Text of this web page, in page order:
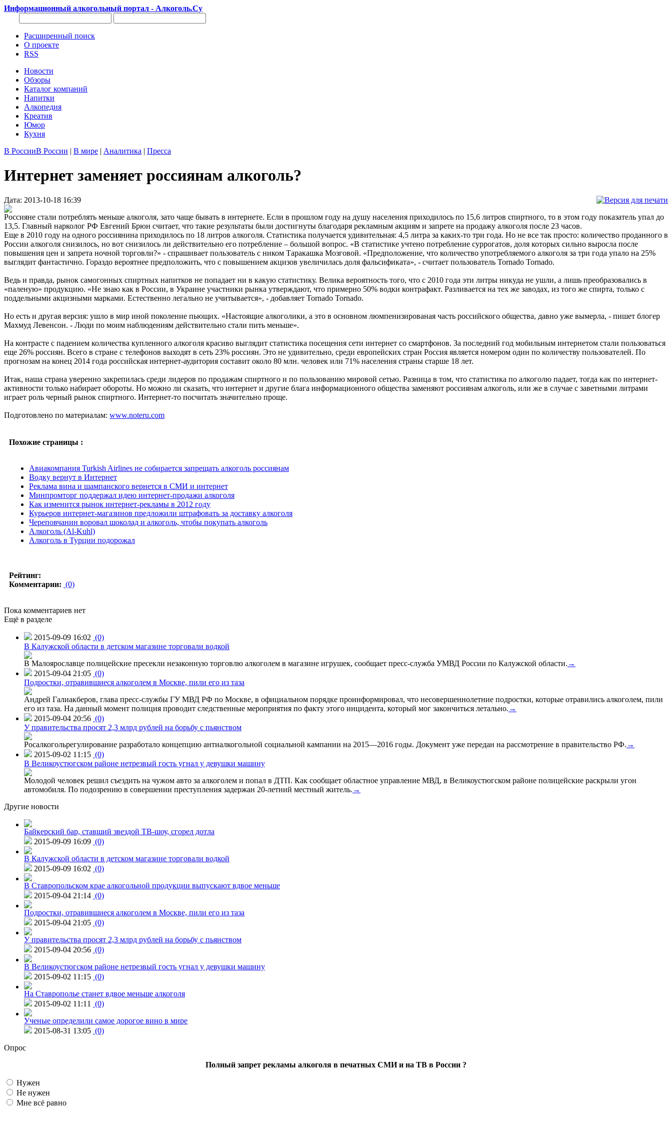
Информационный алкогольный портал - Алкоголь.Су
Расширенный поиск
О проекте
RSS
Новости
Обзоры
Каталог компаний
Напитки
Алкопедия
Креатив
Юмор
Кухня
В РоссииВ России | В мире | Аналитика | Пресса
Интернет заменяет россиянам алкоголь?
Дата: 2013-10-18 16:39
Россияне стали потреблять меньше алкоголя, зато чаще бывать в интернете. Если в прошлом году на душу населения приходилось по 15,6 литров спиртного, то в этом году показатель упал до
13,5. Главный нарколог РФ Евгений Брюн считает, что такие результаты были достигнуты благодаря рекламным акциям и запрете на продажу алкоголя после 23 часов.
Еще в 2010 году на одного россиянина приходилось по 18 литров алкоголя. Статистика получается удивительная: 4,5 литра за каких-то три года. Но не все так просто: количество проданного в
России алкоголя снизилось, но вот снизилось ли действительно его потребление – большой вопрос. «В статистике учтено потребление суррогатов, доля которых сильно выросла после
повышения цен и запрета ночной торговли?» - спрашивает пользователь с ником Таракашка Мозговой. «Предположение, что количество употребляемого алкоголя за три года упало на 25%
выглядит фантастично. Гораздо вероятнее предположить, что с повышением акцизов увеличилась доля фальсификата», - считает пользователь Tornado Tornado.
Ведь и правда, рынок самогонных спиртных напитков не попадает ни в какую статистику. Велика вероятность того, что с 2010 года эти литры никуда не ушли, а лишь преобразовались в
«паленую» продукцию. «Не знаю как в России, в Украине участники рынка утверждают, что примерно 50% водки контрафакт. Разливается на тех же заводах, из того же спирта, только с
поддельными акцизными марками. Естественно легально не учитывается», - добавляет Tornado Tornado.
Но есть и другая версия: ушло в мир иной поколение пьющих. «Настоящие алкоголики, а это в основном люмпенизированая часть российского общества, давно уже вымерла, - пишет блогер
Махмуд Левенсон. - Люди по моим наблюдениям действительно стали пить меньше».
На контрасте с падением количества купленного алкоголя красиво выглядит статистика посещения сети интернет со смартфонов. За последний год мобильным интернетом стали пользоваться
еще 26% россиян. Всего в стране с телефонов выходят в сеть 23% россиян. Это не удивительно, среди европейских стран Россия является номером один по количеству пользователей. По
прогнозам на конец 2014 года российская интернет-аудитория составит около 80 млн. человек или 71% населения страны старше 18 лет.
Итак, наша страна уверенно закрепилась среди лидеров по продажам спиртного и по пользованию мировой сетью. Разница в том, что статистика по алкоголю падает, тогда как по интернет-
активности только набирает обороты. Но можно ли сказать, что интернет и другие блага информационного общества заменяют россиянам алкоголь, или же в случае с заветными литрами
играет роль черный рынок спиртного. Интернет-то посчитать значительно проще.
Подготовлено по материалам: www.noteru.com
Похожие страницы :
Авиакомпания Turkish Airlines не собирается запрещать алкоголь россиянам
Водку вернут в Интернет
Реклама вина и шампанского вернется в СМИ и интернет
Минпромторг поддержал идею интернет-продажи алкоголя
Как изменится рынок интернет-рекламы в 2012 году
Курьеров интернет-магазинов предложили штрафовать за доставку алкоголя
Череповчанин воровал шоколад и алкоголь, чтобы покупать алкоголь
Алкоголь (Al-Kuhl)
Алкоголь в Турции подорожал
Рейтинг:
Комментарии: (0)
Пока комментариев нет
Ещё в разделе
2015-09-09 16:02 (0)
В Калужской области в детском магазине торговали водкой
В Малоярославце полицейские пресекли незаконную торговлю алкоголем в магазине игрушек, сообщает пресс-служба УМВД России по Калужской области. →
2015-09-04 21:05 (0)
Подростки, отравившиеся алкоголем в Москве, пили его из таза
Андрей Галиакберов, глава пресс-службы ГУ МВД РФ по Москве, в официальном порядке проинформировал, что несовершеннолетние подростки, которые отравились алкоголем, пили
его из таза. На данный момент полиция проводит следственные мероприятия по факту этого инцидента, который мог закончиться летально. →
2015-09-04 20:56 (0)
У правительства просят 2,3 млрд рублей на борьбу с пьянством
Росалкогольрегулирование разработало концепцию антиалкогольной социальной кампании на 2015—2016 годы. Документ уже передан на рассмотрение в правительство РФ. →
2015-09-02 11:15 (0)
В Великоустюгском районе нетрезвый гость угнал у девушки машину
Молодой человек решил съездить на чужом авто за алкоголем и попал в ДТП. Как сообщает областное управление МВД, в Великоустюгском районе полицейские раскрыли угон
автомобиля. По подозрению в совершении преступления задержан 20-летний местный житель. →
Другие новости
Байкерский бар, ставший звездой ТВ-шоу, сгорел дотла
2015-09-09 16:09 (0)
В Калужской области в детском магазине торговали водкой
2015-09-09 16:02 (0)
В Ставропольском крае алкогольной продукции выпускают вдвое меньше
2015-09-04 21:14 (0)
Подростки, отравившиеся алкоголем в Москве, пили его из таза
2015-09-04 21:05 (0)
У правительства просят 2,3 млрд рублей на борьбу с пьянством
2015-09-04 20:56 (0)
В Великоустюгском районе нетрезвый гость угнал у девушки машину
2015-09-02 11:15 (0)
На Ставрополье станет вдвое меньше алкоголя
2015-09-02 11:11
(0)
Ученые определили самое дорогое вино в мире
2015-08-31 13:05 (0)
Опрос
Полный запрет рекламы алкоголя в печатных СМИ и на ТВ в России ?
Нужен
Не нужен
Мне всё равно